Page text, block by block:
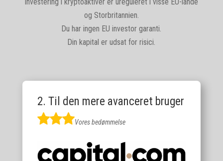
og Storbritannien.
Du har ingen EU investor garanti.
Din kapital er udsat for risici.
2. Til den mere avanceret bruger
Vores bedømmelse